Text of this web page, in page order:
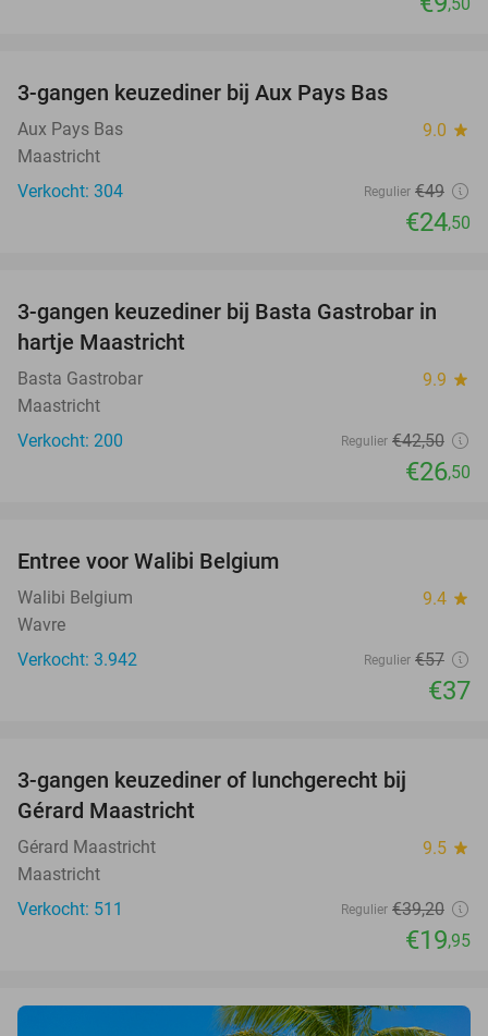
3-gangen keuzediner bij Aux Pays Bas
Aux Pays Bas 9.0 star
Maastricht
Verkocht: 304
Regulier €49
€24,50
38%
3-gangen keuzediner bij Basta Gastrobar in
hartje Maastricht
Basta Gastrobar 9.9 star
Maastricht
Verkocht: 200
Regulier €42,50
€26,50
Entree voor Walibi Belgium
Walibi Belgium 9.4 star
Wavre
Verkocht: 3.942
Regulier €57
€37
3-gangen keuzediner of lunchgerecht bij
Gérard Maastricht
Gérard Maastricht 9.5 star
Maastricht
Verkocht: 511
Regulier €39,20
€19,95